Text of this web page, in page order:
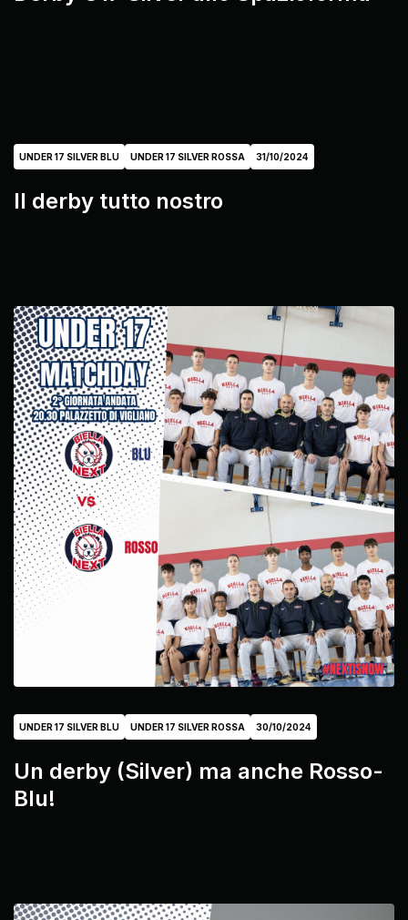
UNDER 17 SILVER BLU UNDER 17 SILVER ROSSA 31/10/2024
Il derby tutto nostro
UNDER 17 SILVER BLU UNDER 17 SILVER ROSSA 30/10/2024
Un derby (Silver) ma anche Rosso-
Blu!